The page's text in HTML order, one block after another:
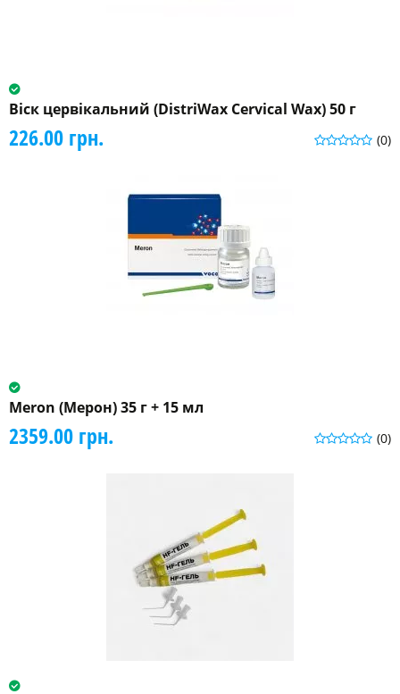
Віск цервікальний (DistriWax Cervical Wax) 50 г
(0)
226.00 грн.
Meron (Мерон) 35 г + 15 мл
(0)
2359.00 грн.